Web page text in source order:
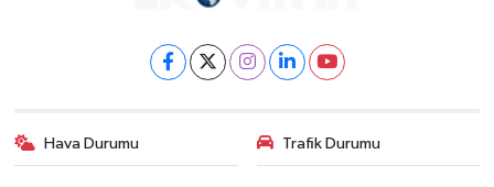
Hava Durumu Trafik Durumu